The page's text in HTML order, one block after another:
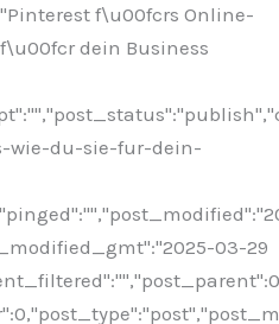
f\u00fcrs Online-
dein Business
wie-du-sie-fur-dein-
03-29